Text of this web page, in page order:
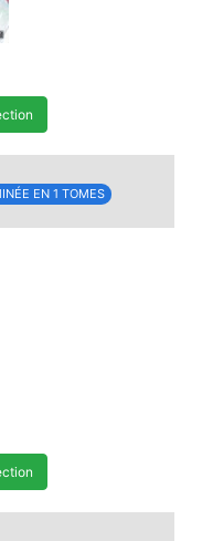
EN 1 TOMES